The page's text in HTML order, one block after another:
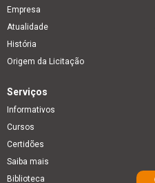
Empresa
Atualidade
História
Origem da Licitação
Serviços
Informativos
Cursos
Certidões
Saiba mais
Biblioteca